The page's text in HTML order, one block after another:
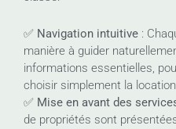
✅ Navigation intuitive :
manière à guider
informations essentielles,
choisir simplement la
✅ Mise en avant des
de propriétés sont